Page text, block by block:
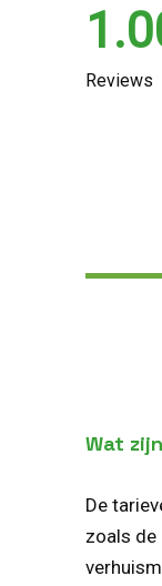
Reviews
Wat
De
zoals de